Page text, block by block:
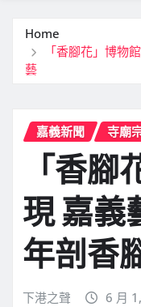
Home
「香腳花」博物
藝
嘉義新聞 寺廟
「香
現 嘉義
年剖香
下港之聲 6 月